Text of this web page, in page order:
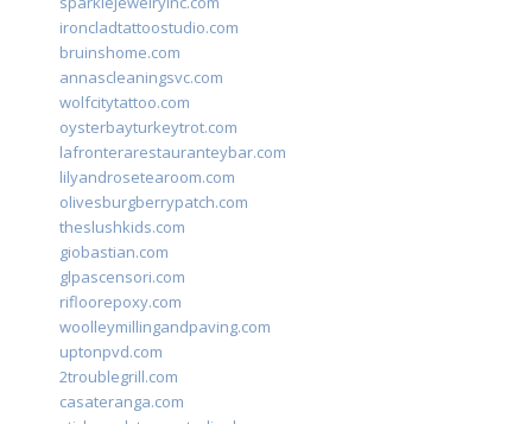
ironcladtattoostudio.com
bruinshome.com
annascleaningsvc.com
wolfcitytattoo.com
oysterbayturkeytrot.com
lafronterarestauranteybar.com
lilyandrosetearoom.com
olivesburgberrypatch.com
theslushkids.com
giobastian.com
glpascensori.com
rifloorepoxy.com
woolleymillingandpaving.com
uptonpvd.com
2troublegrill.com
casateranga.com